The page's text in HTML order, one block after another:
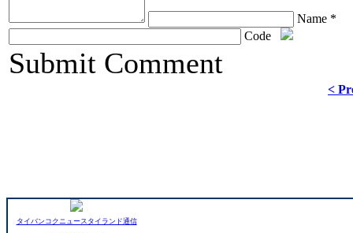
Name *
Code
Submit Comment
<
タイバンコクニュースタイランド通信